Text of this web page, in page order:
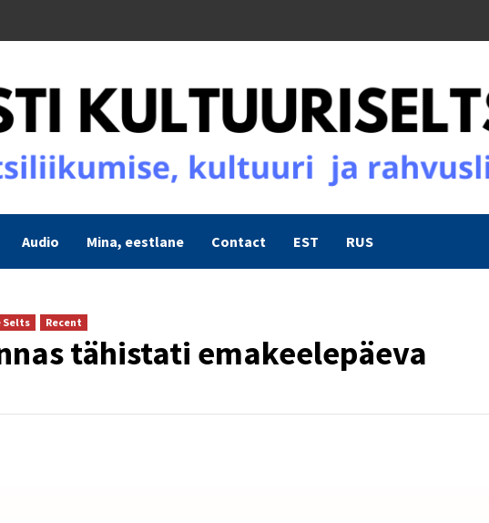
Audio Mina, eestlane Contact EST RUS
Selts Recent
tähistati emakeelepäeva